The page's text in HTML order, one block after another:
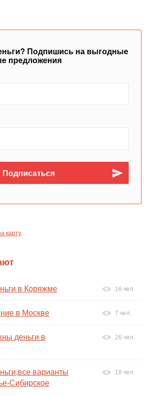
Подпишись на выгодные
предложения
карту
в Коряжме 16 чел.
в Москве 7 чел.
деньги в
26 чел.
варианты
Сибирское
18 чел.